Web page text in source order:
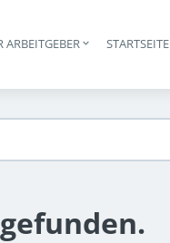
Navigation
ARBEITGEBER STARTSEITE